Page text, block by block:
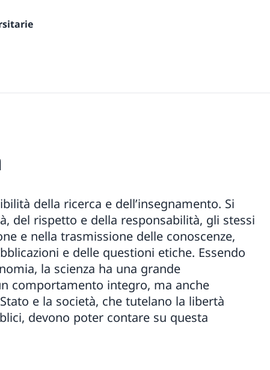
della ricerca e dell’insegnamento. Si
del rispetto e della responsabilità, gli stessi
e nella trasmissione delle conoscenze,
e delle questioni etiche. Essendo
la scienza ha una grande
comportamento integro, ma anche
e la società, che tutelano la libertà
devono poter contare su questa